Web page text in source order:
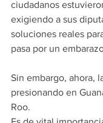
ciudadanos
exigiendo a sus
soluciones reales
pasa por un
Sin embargo, ahora,
presionando en
Roo.